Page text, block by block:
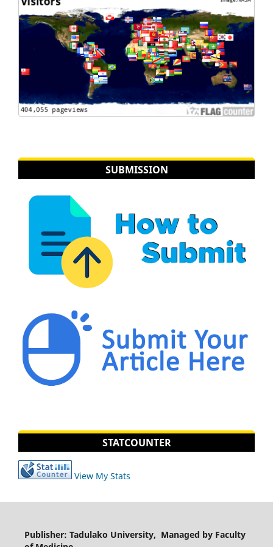
SUBMISSION
STATCOUNTER
View My Stats
Publisher: Tadulako University, Managed by Faculty